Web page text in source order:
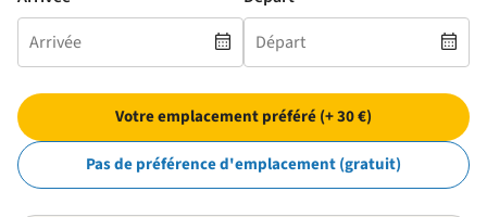
Votre emplacement préféré (+ 30 €)
Pas de préférence d'emplacement (gratuit)